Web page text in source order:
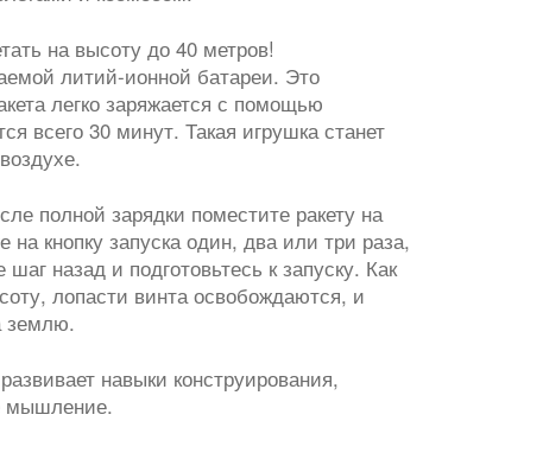
на высоту до 40 метров!
литий-ионной батареи. Это
легко заряжается с помощью
всего 30 минут. Такая игрушка станет
полной зарядки поместите ракету на
кнопку запуска один, два или три раза,
назад и подготовьтесь к запуску. Как
лопасти винта освобождаются, и
землю.
навыки конструирования,
мышление.